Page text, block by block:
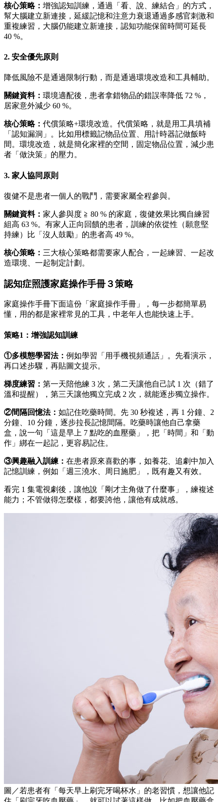
核心策略： 增強認知訓練，通過「看、說、練結合」的方式，
幫大腦建立新連接，延緩記憶和注意力衰退通過多感官刺激和
重複練習，大腦仍能建立新連接，認知功能保留時間可延長
40 %。
2. 安全優先原則
降低風險不是通過限制行動，而是通過環境改造和工具輔助。
關鍵資料： 環境適配後，患者拿錯物品的錯誤率降低 72 %，
居家意外減少 60 %。
核心策略： 代償策略+環境改造。代償策略，就是用工具填補
「認知漏洞」。比如用標籤記物品位置、用計時器記做飯時
間。環境改造，就是簡化家裡的空間，固定物品位置，減少患
者「做決策」的壓力。
3. 家人協同原則
復健不是患者一個人的戰鬥，需要家屬全程參與。
關鍵資料： 家人參與度 ≧ 80 % 的家庭，復健效果比獨自練習
組高 63 %。有家人正向回饋的患者，訓練的依從性（願意堅
持練）比「沒人鼓勵」的患者高 49 %。
核心策略： 三大核心策略都需要家人配合，一起練習、一起改
造環境、一起制定計劃。
認知症照護家庭操作手冊３策略
家庭操作手冊下面這份「家庭操作手冊」，每一步都簡單易
懂，用的都是家裡常見的工具，中老年人也能快速上手。
策略1：增強認知訓練
①多模態學習法： 例如學習「用手機視頻通話」。先看演示，
再口述步驟，再貼圖文提示。
梯度練習： 第一天陪他練 3 次，第二天讓他自己試 1 次（錯了
溫和提醒），第三天讓他獨立完成 2 次，就能逐步獨立操作。
②間隔回憶法： 如記住吃藥時間。先 30 秒複述，再 1 分鐘、2
分鐘、10 分鐘，逐步拉長記憶間隔。吃藥時讓他自己拿藥
盒，說一句「這是早上 7 點吃的血壓藥」，把「時間」和「動
作」綁在一起記，更容易記住。
③興趣融入訓練： 在患者原來喜歡的事，如養花、追劇中加入
記憶訓練，例如「週三澆水、周日施肥」，既有趣又有效。
看完 1 集電視劇後，讓他說「剛才主角做了什麼事」，練複述
能力；不管做得怎麼樣，都要誇他，讓他有成就感。
圖／若患者有「每天早上刷完牙喝杯水」的老習慣，想讓他記